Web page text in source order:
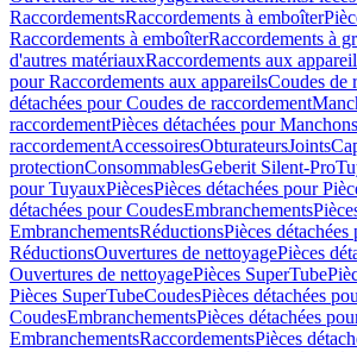
RaccordementsRaccordements à emboîter
Raccordements à emboîterRaccordements à
d'autres matériauxRaccordements aux
pour Raccordements aux appareilsCoudes de
détachées pour Coudes de raccordement
raccordementPièces détachées pour
raccordementAccessoiresObturateursJoints
protectionConsommablesGeberit Silent-Pro
pour TuyauxPiècesPièces détachées pour
détachées pour CoudesEmbranchements
EmbranchementsRéductionsPièces détachées
RéductionsOuvertures de nettoyagePièces
Ouvertures de nettoyagePièces SuperTube
Pièces SuperTubeCoudesPièces détachées
CoudesEmbranchementsPièces détachées
EmbranchementsRaccordementsPièces